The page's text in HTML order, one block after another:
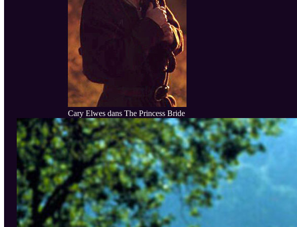
Cary Elwes dans The Princess Bride